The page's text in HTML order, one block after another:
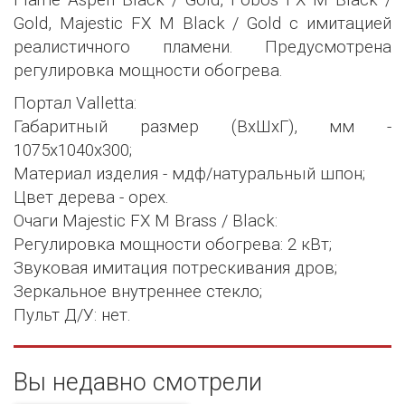
Gold, Majestic FX M Black / Gold с имитацией
реалистичного пламени. Предусмотрена
регулировка мощности обогрева.
Портал Valletta:
Габаритный размер (ВхШхГ), мм -
1075х1040х300;
Материал изделия - мдф/натуральный шпон;
Цвет дерева - орех.
Очаги Majestic FX M Brass / Black:
Регулировка мощности обогрева: 2 кВт;
Звуковая имитация потрескивания дров;
Зеркальное внутреннее стекло;
Пульт Д/У: нет.
Вы недавно смотрели